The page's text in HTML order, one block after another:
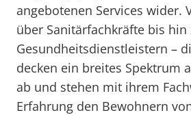
angebotenen Services wider.
über Sanitärfachkräfte bis hin
Gesundheitsdienstleistern –
decken ein breites Spektrum
ab und stehen mit ihrem
Erfahrung den Bewohnern